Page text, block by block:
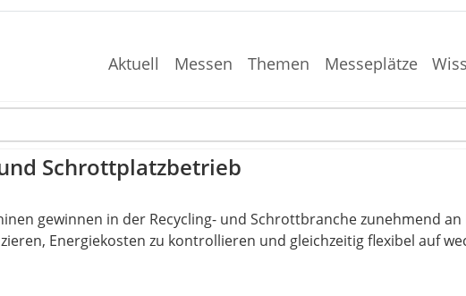
Aktuell Messen Themen Messeplätze
Schrottplatzbetrieb
gewinnen in der Recycling- und Schrottbranche zunehmend
Energiekosten zu kontrollieren und gleichzeitig flexibel auf